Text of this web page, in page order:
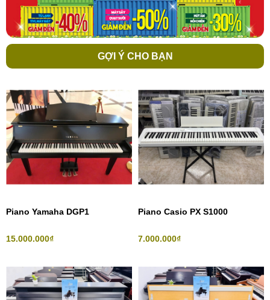
GỢI Ý CHO BẠN
Piano Yamaha DGP1
15.000.000₫
Piano Casio PX S1000
7.000.000₫